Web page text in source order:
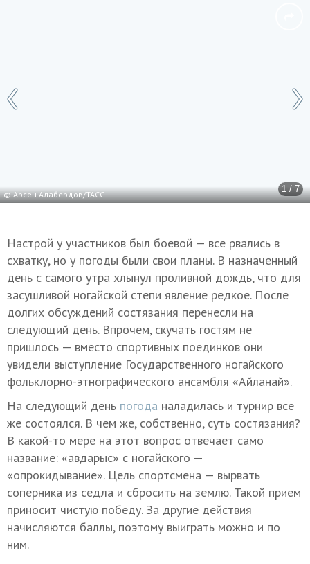
1 / 7
© Арсен Алабердов/ТАСС
Настрой у участников был боевой — все рвались в
схватку, но у погоды были свои планы. В назначенный
день с самого утра хлынул проливной дождь, что для
засушливой ногайской степи явление редкое. После
долгих обсуждений состязания перенесли на
следующий день. Впрочем, скучать гостям не
пришлось — вместо спортивных поединков они
увидели выступление Государственного ногайского
фольклорно-этнографического ансамбля «Айланай».
На следующий день погода наладилась и турнир все
же состоялся. В чем же, собственно, суть состязания?
В какой-то мере на этот вопрос отвечает само
название: «авдарыс» с ногайского —
«опрокидывание». Цель спортсмена — вырвать
соперника из седла и сбросить на землю. Такой прием
приносит чистую победу. За другие действия
начисляются баллы, поэтому выиграть можно и по
ним.